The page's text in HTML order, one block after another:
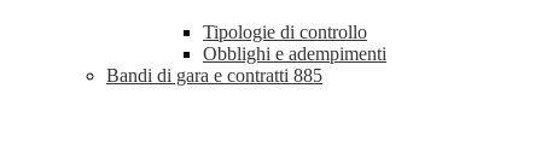
Tipologie di controllo
Obblighi e adempimenti
Bandi di gara e contratti 885